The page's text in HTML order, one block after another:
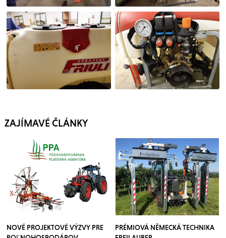
ZAJÍMAVÉ ČLÁNKY
NOVÉ PROJEKTOVÉ VÝZVY PRE
PRÉMIOVÁ NĚMECKÁ TECHNIKA